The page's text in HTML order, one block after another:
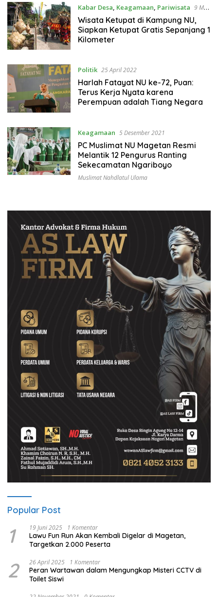
Kabar Desa, Keagamaan, Pariwisata 9 Mei
2022
Wisata Ketupat di Kampung NU,
Siapkan Ketupat Gratis Sepanjang 1
Kilometer
Politik 25 April 2022
Harlah Fatayat NU ke-72, Puan:
Terus Kerja Nyata karena
Perempuan adalah Tiang Negara
Keagamaan 5 Desember 2021
PC Muslimat NU Magetan Resmi
Melantik 12 Pengurus Ranting
Sekecamatan Ngariboyo
Muslimat Nahdlatul Ulama
Popular Post
1 19 Juni 2025 1 Komentar
Lawu Fun Run Akan Kembali Digelar di Magetan,
Targetkan 2.000 Peserta
2 26 April 2025 1 Komentar
Peran Wartawan dalam Mengungkap Misteri CCTV di
Toilet Siswi